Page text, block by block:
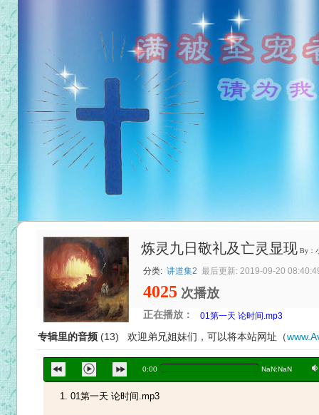
炼灵九日敬礼及亡灵显现 By：
分类: 讲道集2 最后更新: 2019-09-20
4025 次播放
正在播放：
专辑里的音频 (13) 欢迎弟兄姐妹们，可以将本站网址（
0:00 NaN:NaN a
01第一天 论时间.mp3
01第一天 论时间.mp3